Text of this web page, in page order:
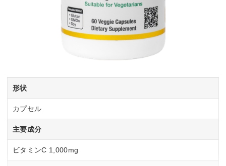
形状
カプセル
主要成分
ビタミンC 1,000mg